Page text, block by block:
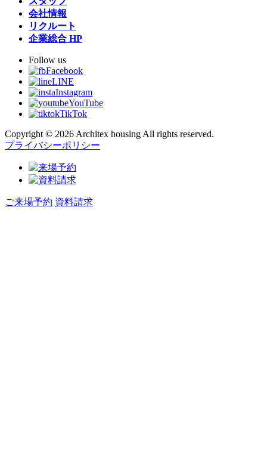
会社情報
リクルート
企業総合 HP
Follow us
Facebook
LINE
Instagram
YouTube
TikTok
Copyright © 2026 Architex housing All rights reserved.
プライバシーポリシー
ご来場予約 資料請求